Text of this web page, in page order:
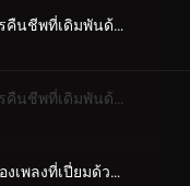
ตอนที่ 207 การคืนชีพที่เดิมพันด้วยชีวิต (ชินอิจิที่กลับมา)
ตอนที่ 208 การคืนชีพที่เดิมพันด้วยชีวิต (สถานที่แห่งคำมั่นสัญญา)
ตอนที่ 209 กล่องเพลงที่เปี่ยมด้วยความหมาย (ตอนแรก)